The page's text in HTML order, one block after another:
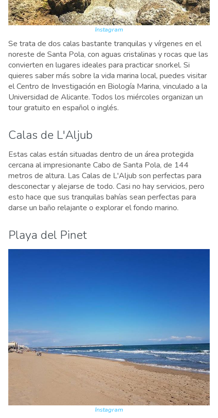
Instagram
Se trata de dos calas bastante tranquilas y vírgenes en el
noreste de Santa Pola, con aguas cristalinas y rocas que las
convierten en lugares ideales para practicar snorkel. Si
quieres saber más sobre la vida marina local, puedes visitar
el Centro de Investigación en Biología Marina, vinculado a la
Universidad de Alicante. Todos los miércoles organizan un
tour gratuito en español o inglés.
Calas de L'Aljub
Estas calas están situadas dentro de un área protegida
cercana al impresionante Cabo de Santa Pola, de 144
metros de altura. Las Calas de L'Aljub son perfectas para
desconectar y alejarse de todo. Casi no hay servicios, pero
esto hace que sus tranquilas bahías sean perfectas para
darse un baño relajante o explorar el fondo marino.
Playa del Pinet
Instagram